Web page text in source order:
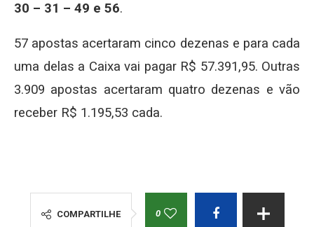
30 – 31 – 49 e 56.
57 apostas acertaram cinco dezenas e para cada
uma delas a Caixa vai pagar R$ 57.391,95. Outras
3.909 apostas acertaram quatro dezenas e vão
receber R$ 1.195,53 cada.
COMPARTILHE 0